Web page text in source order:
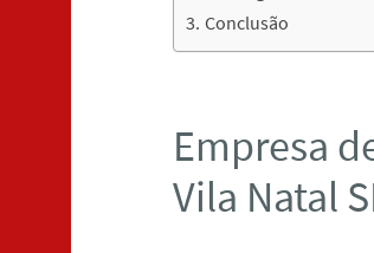
Conclusão
Empresa
Vila Natal